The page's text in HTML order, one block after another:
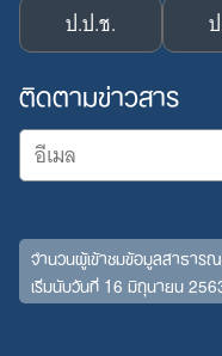
ป.ป.ช.
ติดตามข่าวสาร
จำนวนผู้เข้าชมข้อมูลสาธาร
เริ่มนับวันที่ 16 มิถุนายน